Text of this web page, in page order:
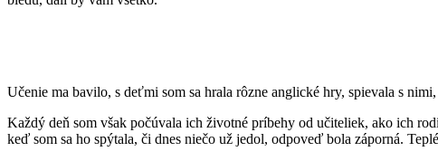
Učenie ma bavilo, s deťmi som sa hrala rôzne anglické hry, spievala s
Každý deň som však počúvala ich životné príbehy od učiteliek, ako ich
keď som sa ho spýtala, či dnes niečo už jedol, odpoveď bola záporná.